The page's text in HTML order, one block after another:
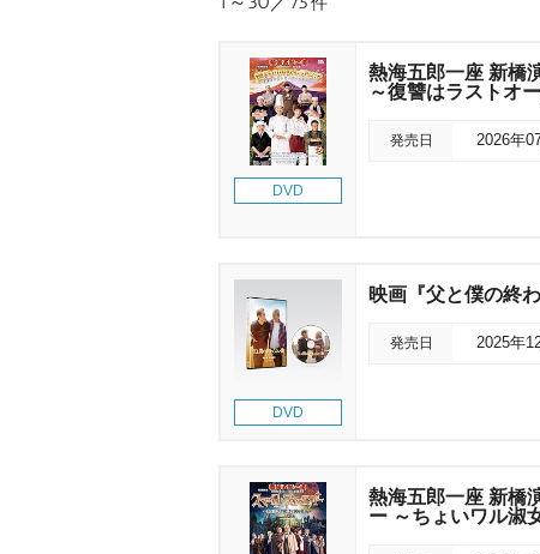
DVD
熱海五郎一座 新橋
～復讐はラストオ
発売日 2026年
DVD
映画『父と僕の終
発売日 2025年
熱海五郎一座 新橋
ー ～ちょいワル淑